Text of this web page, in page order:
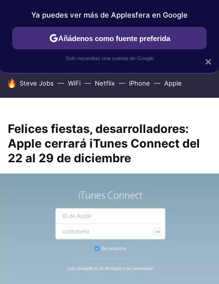
IPHONE TUTORIALES APPLESFERA SELECCIÓN
HOY SE HABLA DE
Steve Jobs WiFi Netflix iPhone Apple
Felices fiestas, desarrolladores:
Apple cerrará iTunes Connect del
22 al 29 de diciembre
×
Ya puedes ver más de Applesfera en Google
Añádenos como fuente preferida
Solo necesitas una cuenta de Google